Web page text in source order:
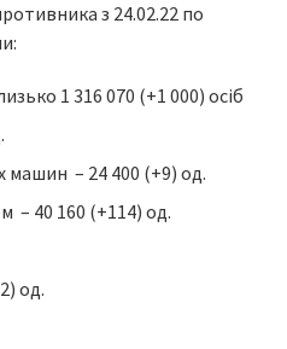
з 24.02.22 по
1 316 070 (+1 000) осіб
– 24 400 (+9) од.
– 40 160 (+114) од.
од.